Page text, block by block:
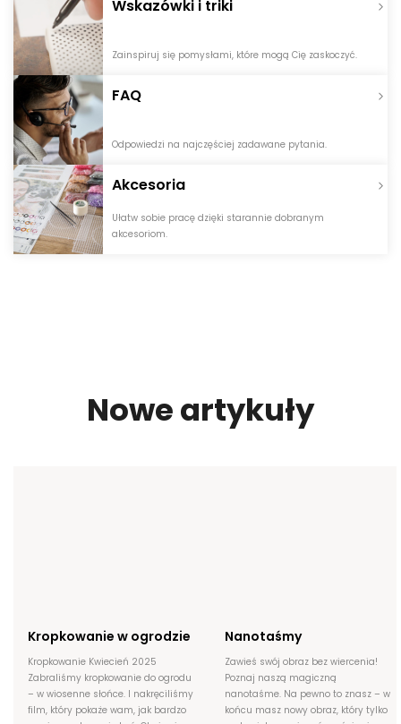
Wskazówki i triki
Zainspiruj się pomysłami, które mogą Cię zaskoczyć.
FAQ
Odpowiedzi na najczęściej zadawane pytania.
Akcesoria
Ułatw sobie pracę dzięki starannie dobranym
akcesoriom.
Nowe artykuły
Kropkowanie w ogrodzie
Kropkowanie Kwiecień 2025
Zabraliśmy kropkowanie do ogrodu
– w wiosenne słońce. I nakręciliśmy
film, który pokaże wam, jak bardzo
Nanotaśmy
Zawieś swój obraz bez wiercenia!
Poznaj naszą magiczną
nanotaśme. Na pewno to znasz – w
końcu masz nowy obraz, który tylko